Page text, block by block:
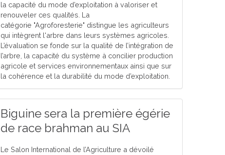
la capacité du mode d’exploitation à valoriser et
renouveler ces qualités. La
catégorie "Agroforesterie" distingue les agriculteurs
qui intègrent l'arbre dans leurs systèmes agricoles.
L’évaluation se fonde sur la qualité de l’intégration de
l’arbre, la capacité du système à concilier production
agricole et services environnementaux ainsi que sur
la cohérence et la durabilité du mode d’exploitation.
Biguine sera la première égérie
de race brahman au SIA
Le Salon International de l’Agriculture a dévoilé